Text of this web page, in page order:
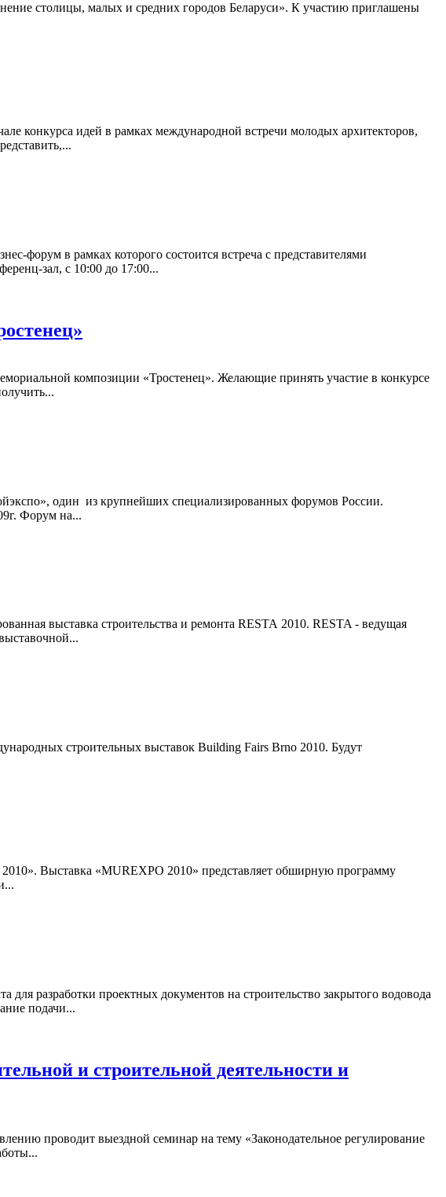
столицы, малых и средних городов Беларуси». К участию приглашены
конкурса идей в рамках международной встречи молодых архитекторов,
форум в рамках которого состоится встреча с представителями
зал, с 10:00 до 17:00...
композиции «Тростенец». Желающие принять участие в конкурсе
один из крупнейших специализированных форумов России.
Форум на...
выставка строительства и ремонта RЕSТА 2010. RESTA - ведущая
строительных выставок Building Fairs Brno 2010. Будут
2010». Выставка «МURЕХРО 2010» представляет обширную программу
разработки проектных документов на строительство закрытого водовода
подачи...
и строительной деятельности и
проводит выездной семинар на тему «Законодательное регулирование